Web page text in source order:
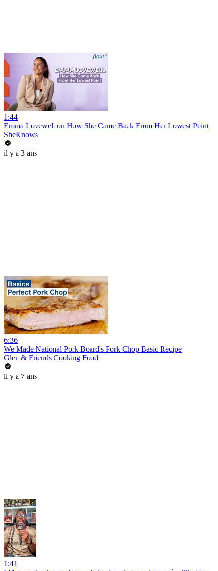
1:44
Emma Lovewell on How She Came Back From Her Lowest Point
SheKnows
il y a 3 ans
6:36
We Made National Pork Board's Pork Chop Basic Recipe
Glen & Friends Cooking Food
il y a 7 ans
1:41